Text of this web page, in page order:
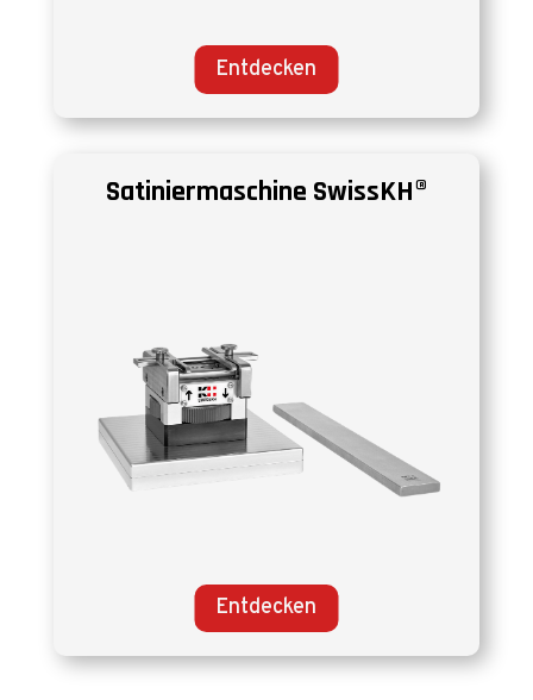
Entdecken
Satiniermaschine SwissKH®
Entdecken